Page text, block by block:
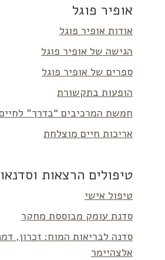
אופיר פוגל
אודות אופיר פוגל
הגישה של אופיר פוגל
ספרים של אופיר פוגל
הופעות בתקשורת
חמשת המרכיבים “בדרך”
אריכות חיים מוצלחת
טיפולים הרצאות
טיפול אישי
סדנת עומק מבוססת מחקר
סדנה לבריאות המוח: זכרון,
אלצהיימר